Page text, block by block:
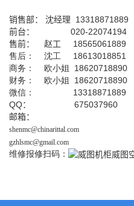
销售部： 沈经理 13318871889
前台： 020-22074194
售前： 赵工 18565061889
售后： 沈工 18613018851
商务： 欧小姐 18620718890
财务： 欧小姐 18620718890
微信： 13318871889
QQ： 675037960
邮箱：
shenmc@chinarittal.com
gzhlsmc@gmail.com
维修报修扫码：